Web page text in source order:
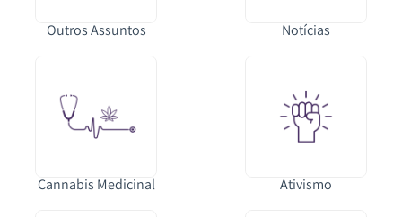
Outros Assuntos Notícias
Cannabis Medicinal Ativismo